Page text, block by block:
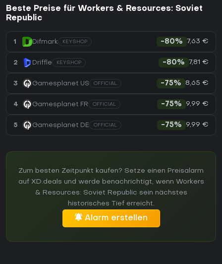
Beste Preise für Workers & Resources: Soviet
Republic
1 Difmark KEYSHOP -80% 7,63 €
2 Driffle KEYSHOP -80% 7,81 €
3 Gamesplanet US OFFICIAL -75% 8,65 €
4 Gamesplanet FR OFFICIAL -75% 9,99 €
5 Gamesplanet DE OFFICIAL -75% 9,99 €
Zum besten Zeitpunkt kaufen? Setze einen Preisalarm
auf XD.deals und werde benachrichtigt, wenn Workers
& Resources: Soviet Republic sein nächstes
historisches Tief erreicht.
Alarm erstellen